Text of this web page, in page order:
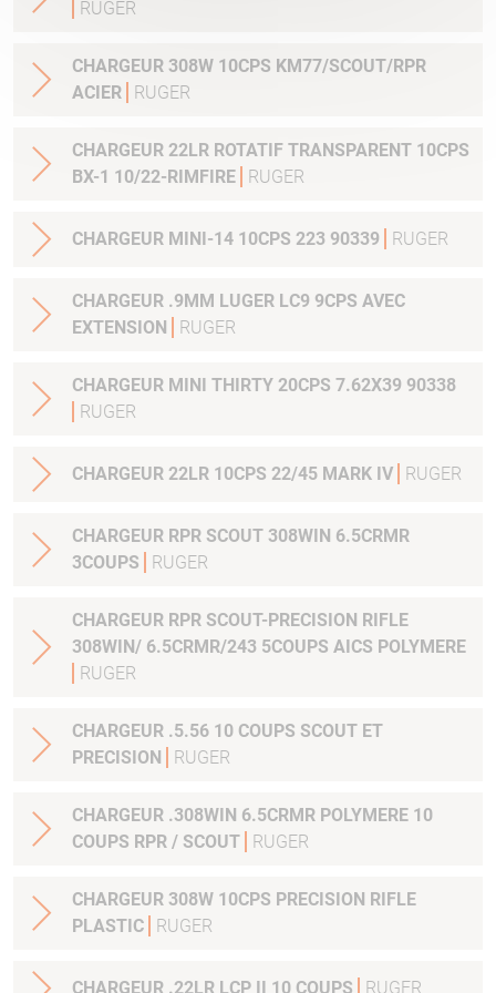
RUGER
CHARGEUR 308W 10CPS KM77/SCOUT/RPR
ACIER
RUGER
CHARGEUR 22LR ROTATIF TRANSPARENT 10CPS
BX-1 10/22-RIMFIRE
RUGER
CHARGEUR MINI-14 10CPS 223 90339 RUGER
CHARGEUR .9MM LUGER LC9 9CPS AVEC
EXTENSION
RUGER
CHARGEUR MINI THIRTY 20CPS 7.62X39 90338
RUGER
CHARGEUR 22LR 10CPS 22/45 MARK IV RUGER
CHARGEUR RPR SCOUT 308WIN 6.5CRMR
3COUPS
RUGER
CHARGEUR RPR SCOUT-PRECISION RIFLE
308WIN/ 6.5CRMR/243 5COUPS AICS POLYMERE
RUGER
CHARGEUR .5.56 10 COUPS SCOUT ET
PRECISION
RUGER
CHARGEUR .308WIN 6.5CRMR POLYMERE 10
COUPS RPR / SCOUT
RUGER
CHARGEUR 308W 10CPS PRECISION RIFLE
PLASTIC
RUGER
CHARGEUR .22LR LCP II 10 COUPS RUGER